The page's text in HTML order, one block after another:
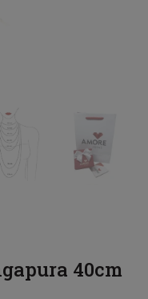
40cm